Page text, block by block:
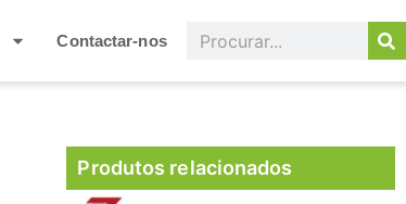
Contactar-nos
Produtos relacionados